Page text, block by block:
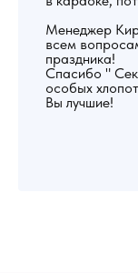
Менеджер
всем
праздника!
Спасибо "
особых
Вы лучшие!